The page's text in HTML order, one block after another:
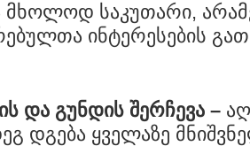
მხოლოდ საკუთარი,
ინტერესების
და გუნდის შერჩევა –
დგება ყველაზე